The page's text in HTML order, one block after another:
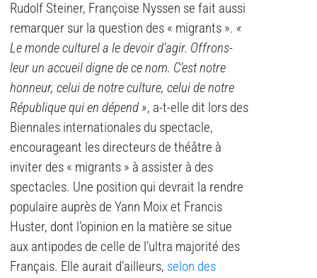
Rudolf Steiner, Françoise Nyssen se fait aussi
remarquer sur la question des « migrants ». «
Le monde culturel a le devoir d’agir. Offrons-
leur un accueil digne de ce nom. C’est notre
honneur, celui de notre culture, celui de notre
République qui en dépend », a-t-elle dit lors des
Biennales internationales du spectacle,
encourageant les directeurs de théâtre à
inviter des « migrants » à assister à des
spectacles. Une position qui devrait la rendre
populaire auprès de Yann Moix et Francis
Huster, dont l’opinion en la matière se situe
aux antipodes de celle de l’ultra majorité des
Français. Elle aurait d’ailleurs, selon des